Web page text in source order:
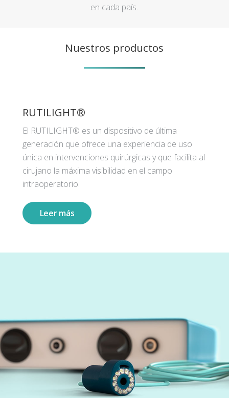
en cada país.
Nuestros productos
RUTILIGHT®
El RUTILIGHT® es un dispositivo de última
generación que ofrece una experiencia de uso
única en intervenciones quirúrgicas y que facilita al
cirujano la máxima visibilidad en el campo
intraoperatorio.
Leer más